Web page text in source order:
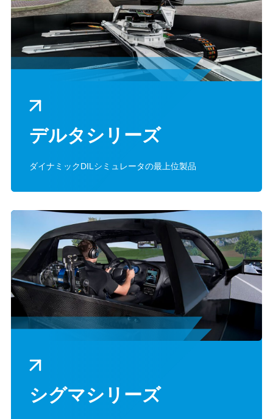
デルタシリーズ
ダイナミックDILシミュレータの最上位製品
シグマシリーズ